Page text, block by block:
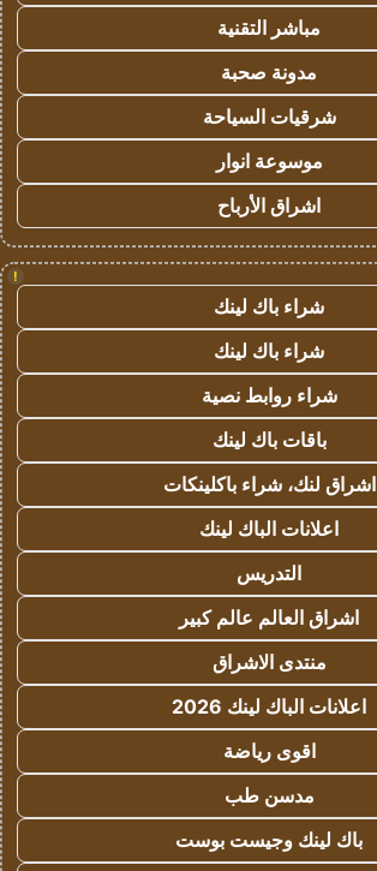
مباشر التقنية
مدونة صحبة
شرقيات السياحة
موسوعة انوار
اشراق الأرباح
!
شراء باك لينك
شراء باك لينك
شراء روابط نصية
باقات باك لينك
اشراق لنك، شراء باكلينكات
اعلانات الباك لينك
التدريس
اشراق العالم عالم كبير
منتدى الاشراق
اعلانات الباك لينك 2026
اقوى رياضة
مدسن طب
باك لينك وجيست بوست